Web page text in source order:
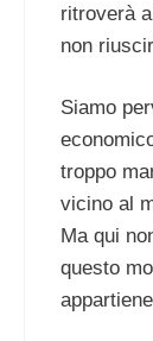
ritroverà
non
Siamo
troppo
vicino al
Ma qui
questo